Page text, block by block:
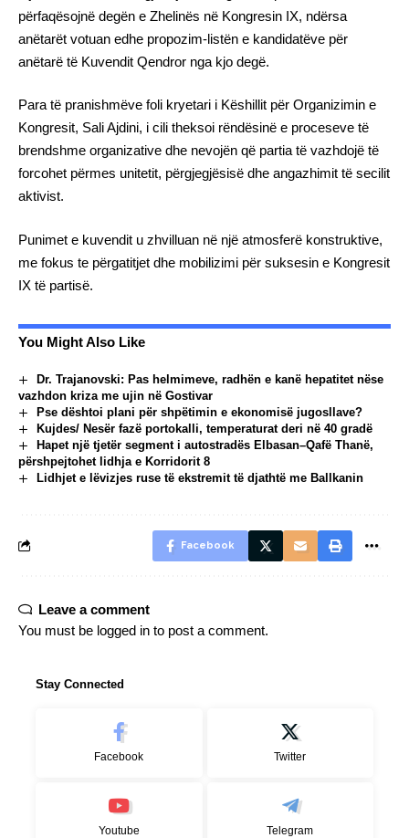
përfaqësojnë degën e Zhelinës në Kongresin IX, ndërsa
anëtarët votuan edhe propozim-listën e kandidatëve për
anëtarë të Kuvendit Qendror nga kjo degë.
Para të pranishmëve foli kryetari i Këshillit për Organizimin e
Kongresit, Sali Ajdini, i cili theksoi rëndësinë e proceseve të
brendshme organizative dhe nevojën që partia të vazhdojë të
forcohet përmes unitetit, përgjegjësisë dhe angazhimit të secilit
aktivist.
Punimet e kuvendit u zhvilluan në një atmosferë konstruktive,
me fokus te përgatitjet dhe mobilizimi për suksesin e Kongresit
IX të partisë.
You Might Also Like
Dr. Trajanovski: Pas helmimeve, radhën e kanë hepatitet nëse
vazhdon kriza me ujin në Gostivar
Pse dështoi plani për shpëtimin e ekonomisë jugosllave?
Kujdes/ Nesër fazë portokalli, temperaturat deri në 40 gradë
Hapet një tjetër segment i autostradës Elbasan–Qafë Thanë,
përshpejtohet lidhja e Korridorit 8
Lidhjet e lëvizjes ruse të ekstremit të djathtë me Ballkanin
Facebook
Leave a comment
You must be logged in to post a comment.
Stay Connected
Facebook Twitter
Youtube Telegram